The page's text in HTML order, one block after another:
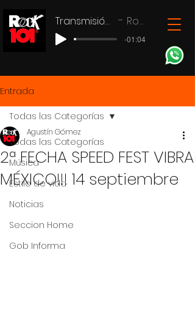
Transmisión en vivo Rock 101
-01:04
Entrada
Todas las Categorías
Música
Estilo de vida
Noticias
Seccion Home
Gob Informa
Todas las Categorías
2ª FECHA SPEED FEST VIBRA
MÉXICO!!! 14 septiembre
Agustín Gómez